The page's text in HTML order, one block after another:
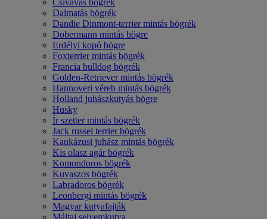
Csivavás bögrék
Dalmatás bögrék
Dandie Dinmont-terrier mintás bögrék
Dobermann mintás bögre
Erdélyi kopó bögre
Foxterrier mintás bögrék
Francia bulldog bögrék
Golden-Retriever mintás bögrék
Hannoveri véreb mintás bögrék
Holland juhászkutyás bögre
Husky
Ír szetter mintás bögrék
Jack russel terrier bögrék
Kaukázusi juhász mintás bögrék
Kis olasz agár bögrék
Komondoros bögrék
Kuvaszos bögrék
Labradoros bögrék
Leonbergi mintás bögrék
Magyar kutyafajták
Máltai selyemkutya